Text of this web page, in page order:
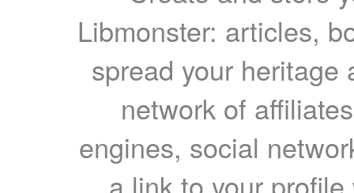
Libmonster: articles,
spread your heritage
network of
engines, social